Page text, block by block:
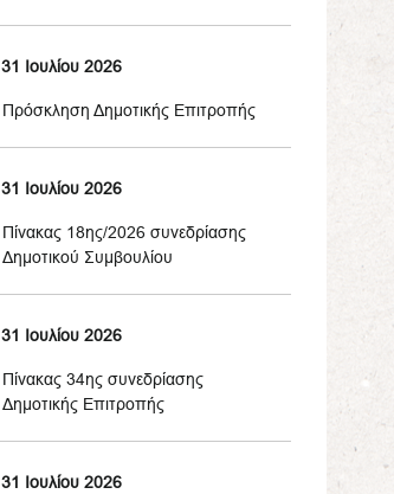
31 Ιουλίου 2026
Πρόσκληση Δημοτικής Επιτροπής
31 Ιουλίου 2026
Πίνακας 18ης/2026 συνεδρίασης
Δημοτικού Συμβουλίου
31 Ιουλίου 2026
Πίνακας 34ης συνεδρίασης
Δημοτικής Επιτροπής
31 Ιουλίου 2026